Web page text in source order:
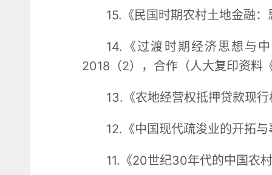
15.《民国时期农村土地金融
14.《过渡时期经济思想与
2018（2），合作（人大复印资料
13.《农地经营权抵押贷款现
12.《中国现代疏浚业的开拓
11.《20世纪30年代的中国农